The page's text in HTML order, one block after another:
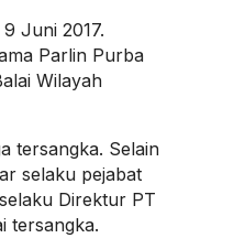
Juni 2017.
Parlin Purba
Wilayah
tersangka. Selain
selaku pejabat
Direktur PT
tersangka.